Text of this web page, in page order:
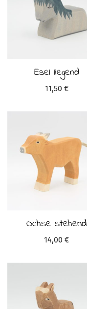
Esel liegend
11,50 €
Ochse stehend
14,00 €